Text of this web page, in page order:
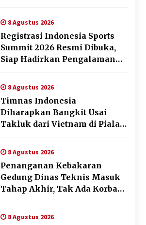
8 Agustus 2026
Registrasi Indonesia Sports
Summit 2026 Resmi Dibuka,
Siap Hadirkan Pengalaman
8 Agustus 2026
Timnas Indonesia
Diharapkan Bangkit Usai
Takluk dari Vietnam di Piala
8 Agustus 2026
Penanganan Kebakaran
Gedung Dinas Teknis Masuk
Tahap Akhir, Tak Ada Korban
8 Agustus 2026